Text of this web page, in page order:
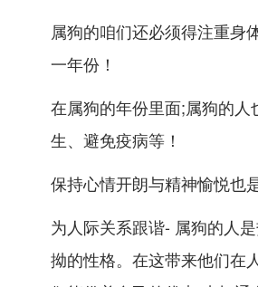
属狗的咱们还必须得注重身
一年份！
在属狗的年份里面;属狗的
生、避免疫病等！
保持心情开朗与精神愉悦也
为人际关系跟谐- 属狗的人
拗的性格。在这带来他们在